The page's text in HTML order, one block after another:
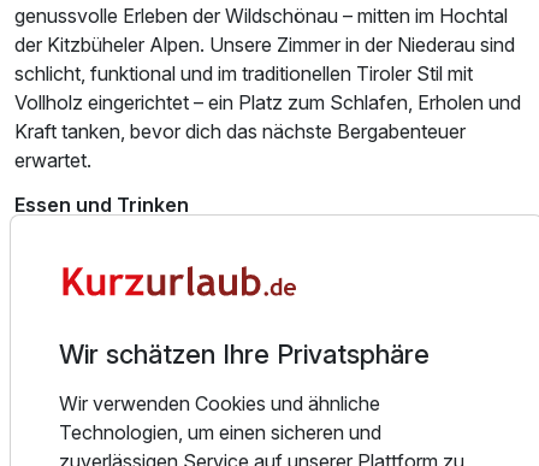
Ausstattung
genussvolle Erleben der Wildschönau – mitten im Hochtal
der Kitzbüheler Alpen. Unsere Zimmer in der Niederau sind
schlicht, funktional und im traditionellen Tiroler Stil mit
Vollholz eingerichtet – ein Platz zum Schlafen, Erholen und
Kraft tanken, bevor dich das nächste Bergabenteuer
erwartet.
Essen und Trinken
Liebe gekocht – ein Stück Tirol auf dem Teller und ein
Genussmoment, der dem Alltag eine wohlverdiente Pause
Restaurant im Hotel Austria in der Niederau, erwartet dich
traditionellen Geschmack setzt. Wir kochen mit dem, was
das Hochtal der Kitzbüheler Alpen hergibt – frisch, saisonal
Wir schätzen Ihre Privatsphäre
Wir verwenden Cookies und ähnliche
Technologien, um einen sicheren und